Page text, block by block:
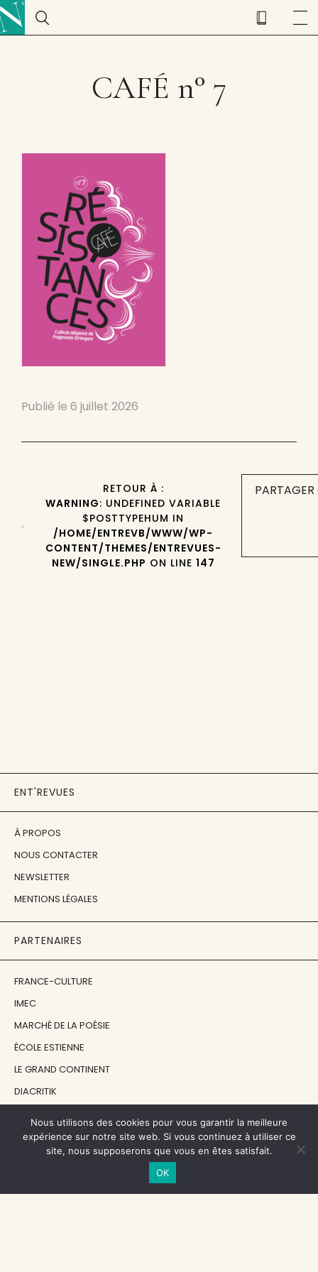
CAFÉ n° 7
Publié le 6 juillet 2026
RETOUR À :
WARNING: UNDEFINED VARIABLE
$POSTTYPEHUM IN
/HOME/ENTREVB/WWW/WP-
CONTENT/THEMES/ENTREVUES-
NEW/SINGLE.PHP ON LINE 147
ENT'REVUES
À PROPOS
NOUS CONTACTER
NEWSLETTER
MENTIONS LÉGALES
PARTENAIRES
FRANCE-CULTURE
IMEC
MARCHÉ DE LA POÉSIE
ÉCOLE ESTIENNE
LE GRAND CONTINENT
DIACRITIK
NOS SOUTIENS
CENTRE NATIONAL DU LIVRE
Nous utilisons des cookies pour vous garantir la meilleure
expérience sur notre site web. Si vous continuez à utiliser ce
site, nous supposerons que vous en êtes satisfait.
OK